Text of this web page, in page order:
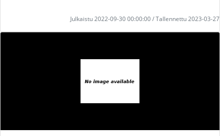
Julkaistu 2022-09-30 00:00:00 / Tallennettu 2023-03-27